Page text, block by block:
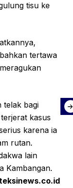
tisu ke
tertawa
telak bagi
kasus
karena ia
rutan.
lain
Kambangan.